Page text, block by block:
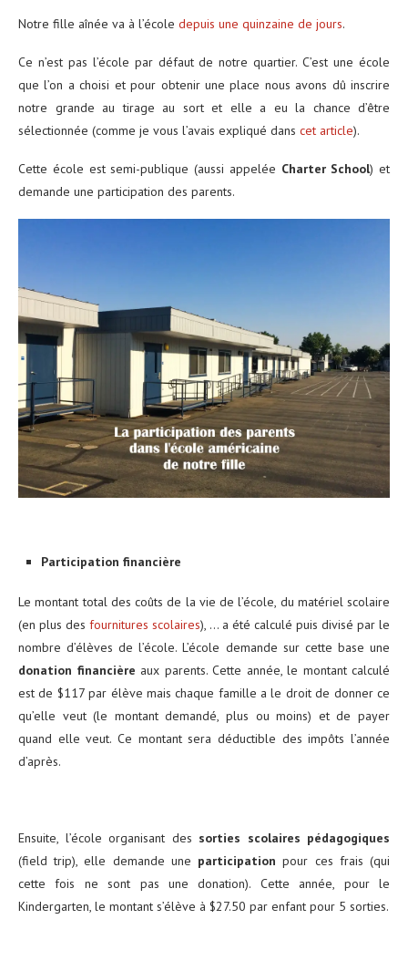
Notre fille aînée va à l’école depuis une quinzaine de jours.
Ce n’est pas l’école par défaut de notre quartier. C’est une école
que l’on a choisi et pour obtenir une place nous avons dû inscrire
notre grande au tirage au sort et elle a eu la chance d’être
sélectionnée (comme je vous l’avais expliqué dans cet article).
Cette école est semi-publique (aussi appelée Charter School) et
demande une participation des parents.
Participation financière
Le montant total des coûts de la vie de l’école, du matériel scolaire
(en plus des fournitures scolaires), … a été calculé puis divisé par le
nombre d’élèves de l’école. L’école demande sur cette base une
donation financière aux parents. Cette année, le montant calculé
est de $117 par élève mais chaque famille a le droit de donner ce
qu’elle veut (le montant demandé, plus ou moins) et de payer
quand elle veut. Ce montant sera déductible des impôts l’année
d’après.
Ensuite, l’école organisant des sorties scolaires pédagogiques
(field trip), elle demande une participation pour ces frais (qui
cette fois ne sont pas une donation). Cette année, pour le
Kindergarten, le montant s’élève à $27.50 par enfant pour 5 sorties.